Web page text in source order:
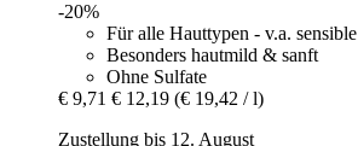
-20%
Für alle Hauttypen - v.a. sensible
Besonders hautmild & sanft
Ohne Sulfate
€ 9,71 € 12,19 (€ 19,42 / l)
Zustellung bis 12. August